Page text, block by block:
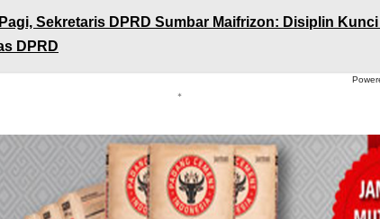
Sekretaris DPRD Sumbar Maifrizon: Disiplin
DPRD
*